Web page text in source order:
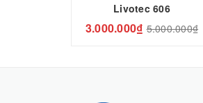
Livotec 606
3.000.000₫ 5.000.000₫